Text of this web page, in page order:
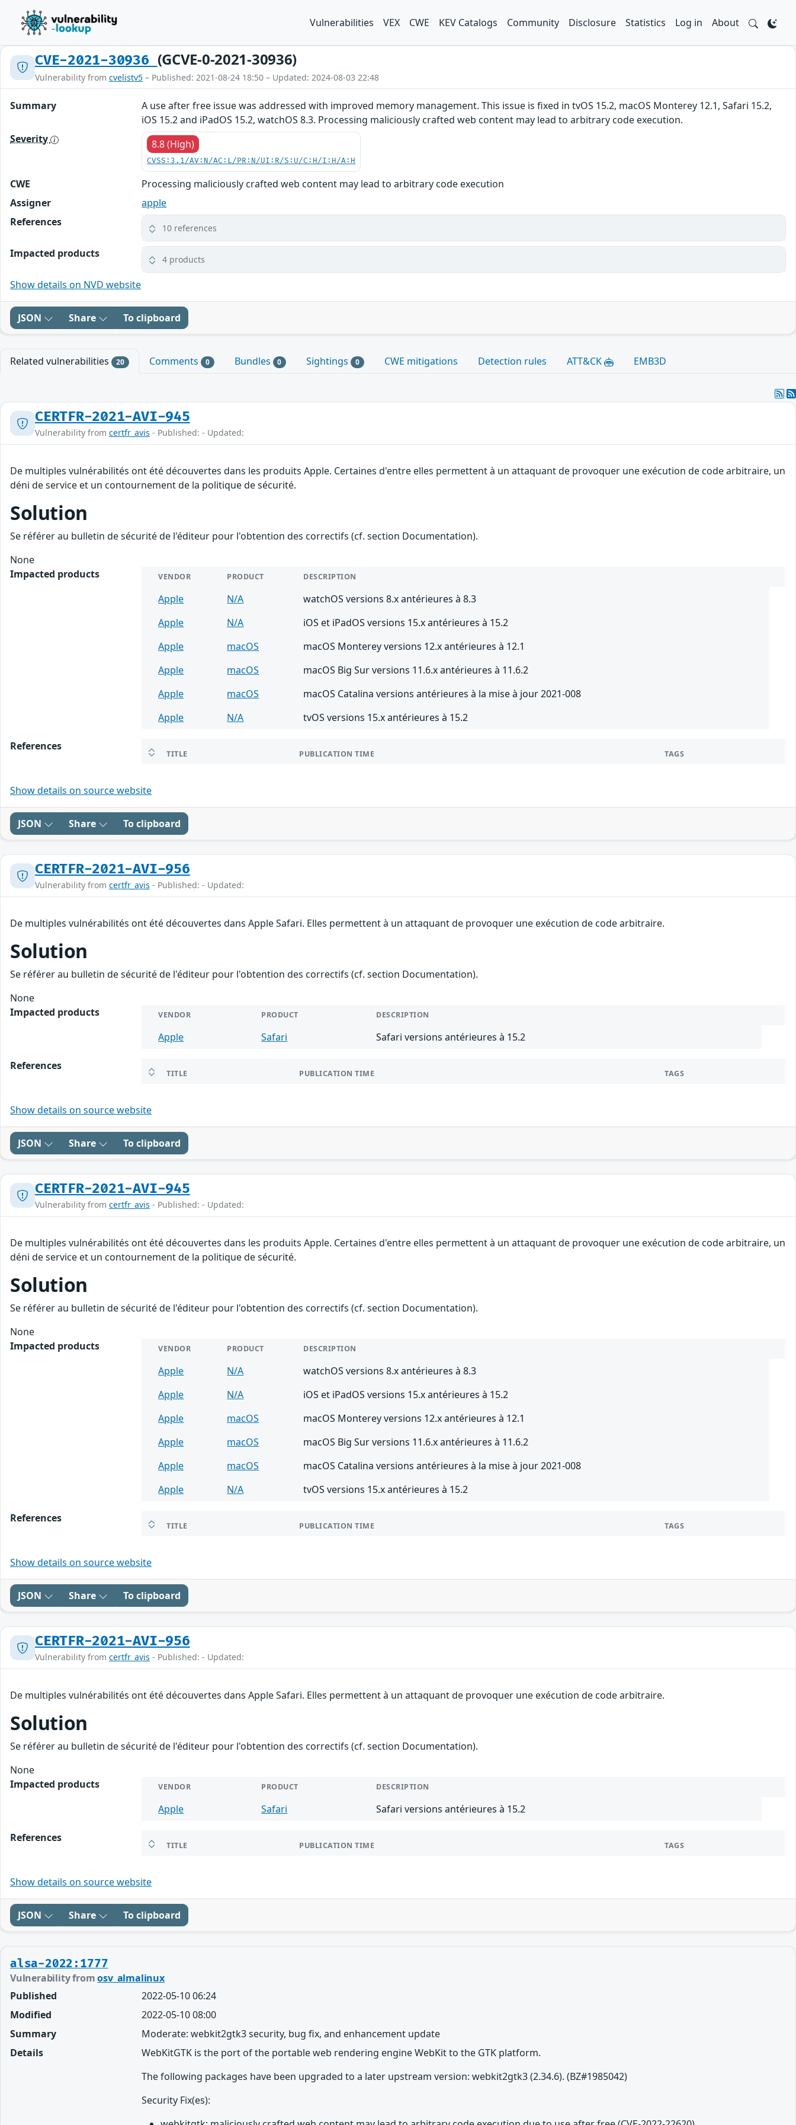
Vulnerabilities VEX CWE KEV Catalogs Community Disclosure Statistics Log in About
CVE-2021-30936 (GCVE-0-2021-30936)
Vulnerability from cvelistv5 – Published: 2021-08-24 18:50 – Updated: 2024-08-03 22:48
Summary
A use after free issue was addressed with improved memory management. This issue is fixed in tvOS 15.2, macOS Monterey 12.1, Safari 15.2,
iOS 15.2 and iPadOS 15.2, watchOS 8.3. Processing maliciously crafted web content may lead to arbitrary code execution.
Severity
8.8 (High)
CVSS:3.1/AV:N/AC:L/PR:N/UI:R/S:U/C:H/I:H/A:H
CWE
Processing maliciously crafted web content may lead to arbitrary code execution
Assigner
apple
References
10 references
Impacted products 4 products
Show details on NVD website
JSON Share To clipboard
Related vulnerabilities 20 Comments 0 Bundles 0 Sightings 0 CWE mitigations Detection rules ATT&CK EMB3D
CERTFR-2021-AVI-945
Vulnerability from certfr_avis - Published: - Updated:
De multiples vulnérabilités ont été découvertes dans les produits Apple. Certaines d'entre elles permettent à un attaquant de provoquer une exécution de code arbitraire, un
déni de service et un contournement de la politique de sécurité.
Solution
Se référer au bulletin de sécurité de l'éditeur pour l'obtention des correctifs (cf. section Documentation).
None
Impacted products
VENDOR PRODUCT DESCRIPTION
Apple N/A
watchOS versions 8.x antérieures à 8.3
Apple
N/A
iOS et iPadOS versions 15.x antérieures à 15.2
Apple
macOS
macOS Monterey versions 12.x antérieures à 12.1
Apple
macOS
macOS Big Sur versions 11.6.x antérieures à 11.6.2
Apple
macOS
macOS Catalina versions antérieures à la mise à jour 2021-008
Apple
N/A tvOS versions 15.x antérieures à 15.2
References
TITLE PUBLICATION TIME TAGS
Show details on source website
JSON Share To clipboard
CERTFR-2021-AVI-956
Vulnerability from certfr_avis - Published: - Updated:
De multiples vulnérabilités ont été découvertes dans Apple Safari. Elles permettent à un attaquant de provoquer une exécution de code arbitraire.
Solution
Se référer au bulletin de sécurité de l'éditeur pour l'obtention des correctifs (cf. section Documentation).
None
Impacted products
VENDOR PRODUCT DESCRIPTION
Apple Safari Safari versions antérieures à 15.2
References
TITLE PUBLICATION TIME TAGS
Show details on source website
JSON Share To clipboard
CERTFR-2021-AVI-945
Vulnerability from certfr_avis - Published: - Updated:
De multiples vulnérabilités ont été découvertes dans les produits Apple. Certaines d'entre elles permettent à un attaquant de provoquer une exécution de code arbitraire, un
déni de service et un contournement de la politique de sécurité.
Solution
Se référer au bulletin de sécurité de l'éditeur pour l'obtention des correctifs (cf. section Documentation).
None
Impacted products
VENDOR PRODUCT DESCRIPTION
Apple N/A
watchOS versions 8.x antérieures à 8.3
Apple
N/A
iOS et iPadOS versions 15.x antérieures à 15.2
Apple
macOS
macOS Monterey versions 12.x antérieures à 12.1
Apple
macOS
macOS Big Sur versions 11.6.x antérieures à 11.6.2
Apple
macOS
macOS Catalina versions antérieures à la mise à jour 2021-008
Apple
N/A tvOS versions 15.x antérieures à 15.2
References
TITLE PUBLICATION TIME TAGS
Show details on source website
JSON Share To clipboard
CERTFR-2021-AVI-956
Vulnerability from certfr_avis - Published: - Updated:
De multiples vulnérabilités ont été découvertes dans Apple Safari. Elles permettent à un attaquant de provoquer une exécution de code arbitraire.
Solution
Se référer au bulletin de sécurité de l'éditeur pour l'obtention des correctifs (cf. section Documentation).
None
Impacted products
VENDOR PRODUCT DESCRIPTION
Apple Safari Safari versions antérieures à 15.2
References
TITLE PUBLICATION TIME TAGS
Show details on source website
JSON Share To clipboard
alsa-2022:1777
Vulnerability fromosv_almalinux
Published
2022-05-10 06:24
Modified
2022-05-10 08:00
Summary
Moderate: webkit2gtk3 security, bug fix, and enhancement update
Details
WebKitGTK is the port of the portable web rendering engine WebKit to the GTK platform.
The following packages have been upgraded to a later upstream version: webkit2gtk3 (2.34.6). (BZ#1985042)
Security Fix(es):